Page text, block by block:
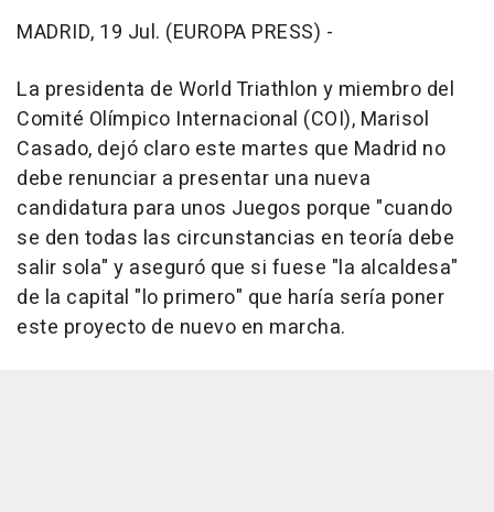
MADRID, 19 Jul. (EUROPA PRESS) -
La presidenta de World Triathlon y miembro del
Comité Olímpico Internacional (COI), Marisol
Casado, dejó claro este martes que Madrid no
debe renunciar a presentar una nueva
candidatura para unos Juegos porque "cuando
se den todas las circunstancias en teoría debe
salir sola" y aseguró que si fuese "la alcaldesa"
de la capital "lo primero" que haría sería poner
este proyecto de nuevo en marcha.